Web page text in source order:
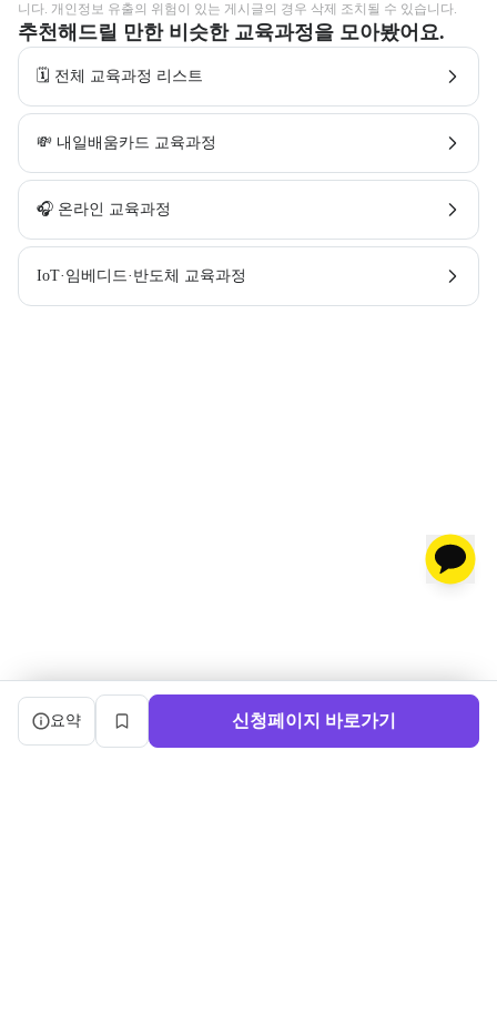
니다. 개인정보 유출의 위험이 있는 게시글의 경우 삭제 조치될 수 있습니다.
추천해드릴 만한 비슷한 교육과정을 모아봤어요.
🗓️ 전체 교육과정 리스트
💸 내일배움카드 교육과정
🎧 온라인 교육과정
IoT·임베디드·반도체 교육과정
캠프 요약 정보와 상세 도우미, 북마크, 신청 버튼을 제공한다.
요약
북마크 신청페이지 바로가기